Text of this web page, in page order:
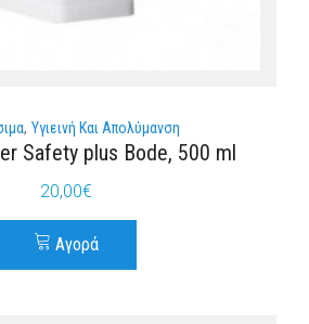
Υγιεινή Και Απολύμανση
Safety plus Bode, 500 ml
20,00€
Αγορά